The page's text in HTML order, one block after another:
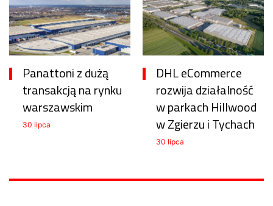
Panattoni z dużą
transakcją na rynku
warszawskim
30 lipca
DHL eCommerce
rozwija działalność
w parkach Hillwood
w Zgierzu i Tychach
30 lipca